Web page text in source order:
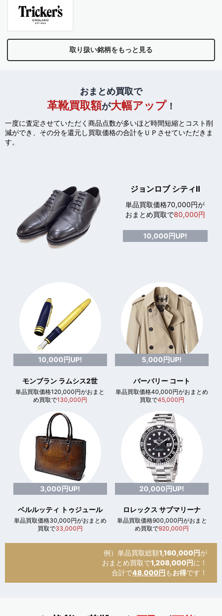
取り扱い銘柄をもっと見る
おまとめ買取で
革靴買取額が大幅アップ！
一度に査定させていただく商品点数が多いほど時間短縮とコスト削
減ができ、 その分を還元し買取価格の合計をＵＰさせていただきま
す。
ジョンロブ シティⅡ
単品買取価格70,000円が
おまとめ買取で80,000円
10,000円UP!
10,000円UP!
モンブラン ラムシス2世
単品買取価格120,000円がおまと
め買取で130,000円
5,000円UP!
バーバリー コート
単品買取価格40,000円がおまとめ
買取で45,000円
3,000円UP!
ベルルッティ トゥジュール
単品買取価格30,000円がおまとめ
買取で33,000円
20,000円UP!
ロレックス サブマリーナ
単品買取価格900,000円がおまと
め買取で920,000円
例）単品買取総額1,160,000円が
おまとめ買取で1,208,000円に！
合計で48,000円 もお得です！